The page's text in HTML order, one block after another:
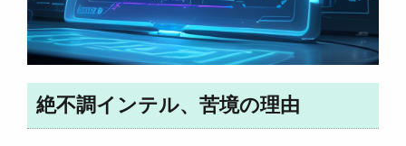
絶不調インテル、苦境の理由